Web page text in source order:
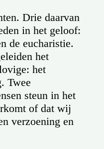
Drie daarvan
in het geloof:
de eucharistie.
het
het
Twee
steun in het
of dat wij
verzoening en